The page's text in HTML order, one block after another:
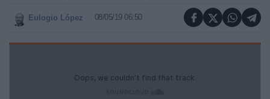
Eulogio López 08/05/19 06:50